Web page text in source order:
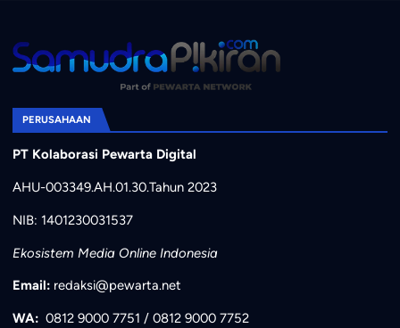
PERUSAHAAN
PT Kolaborasi Pewarta Digital
AHU-003349.AH.01.30.Tahun 2023
NIB: 1401230031537
Ekosistem Media Online Indonesia
Email: redaksi@pewarta.net
WA: 0812 9000 7751 / 0812 9000 7752